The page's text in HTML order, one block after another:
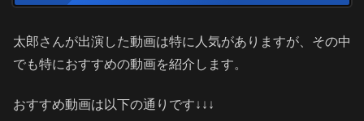
太郎さんが出演した動画は特に人気がありますが、その中
でも特におすすめの動画を紹介します。
おすすめ動画は以下の通りです↓↓↓